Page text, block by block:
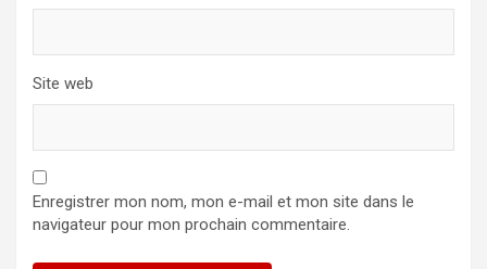
Site web
Enregistrer mon nom, mon e-mail et mon site dans le
navigateur pour mon prochain commentaire.